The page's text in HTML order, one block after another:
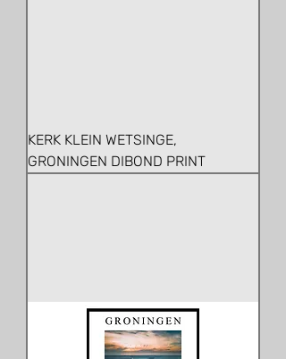
KERK KLEIN WETSINGE,
GRONINGEN DIBOND PRINT